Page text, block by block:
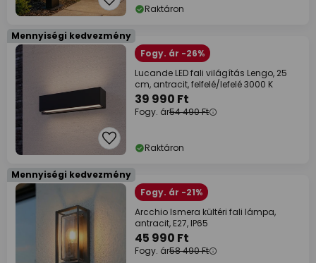
Raktáron
Mennyiségi kedvezmény
Fogy. ár -26%
Lucande LED fali világítás Lengo, 25
cm, antracit, felfelé/lefelé 3000 K
39 990 Ft
Fogy. ár54 490 Ft
Raktáron
Mennyiségi kedvezmény
Fogy. ár -21%
Arcchio Ismera kültéri fali lámpa,
antracit, E27, IP65
45 990 Ft
Fogy. ár58 490 Ft